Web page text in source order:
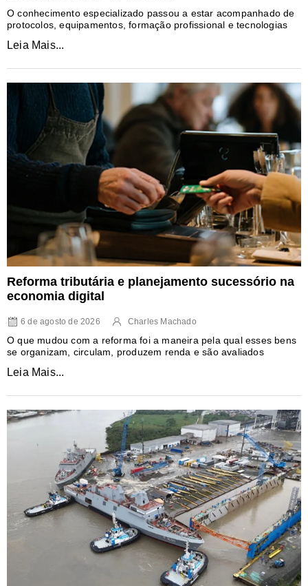
O conhecimento especializado passou a estar acompanhado de
protocolos, equipamentos, formação profissional e tecnologias
Leia Mais...
Reforma tributária e planejamento sucessório na
economia digital
6 de agosto de 2026 Charles Machado
O que mudou com a reforma foi a maneira pela qual esses bens
se organizam, circulam, produzem renda e são avaliados
Leia Mais...